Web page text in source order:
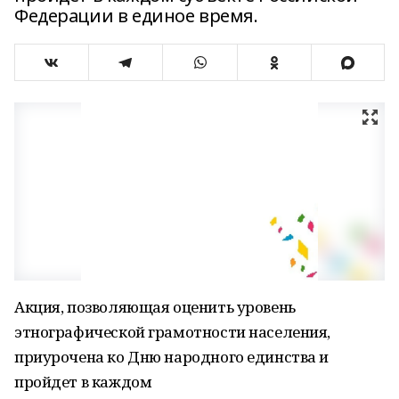
Федерации в единое время.
Акция, позволяющая оценить уровень
этнографической грамотности населения,
приурочена ко Дню народного единства и
пройдет в каждом